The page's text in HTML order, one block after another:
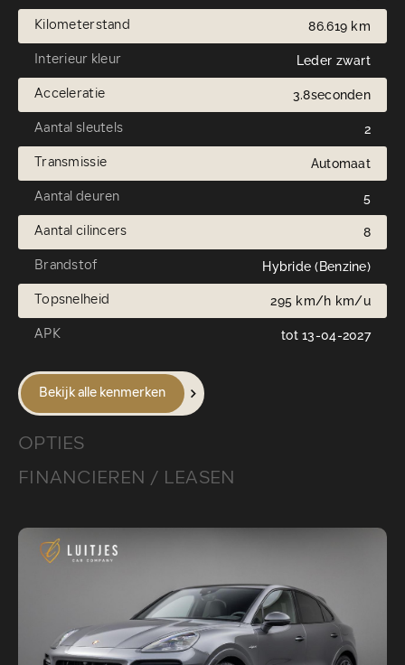
Kilometerstand 86.619 km
Interieur kleur Leder zwart
Acceleratie 3.8seconden
Aantal sleutels 2
Transmissie Automaat
Aantal deuren 5
Aantal cilincers 8
Brandstof Hybride (Benzine)
Topsnelheid 295 km/h km/u
APK tot 13-04-2027
Bekijk alle kenmerken
OPTIES
FINANCIEREN / LEASEN